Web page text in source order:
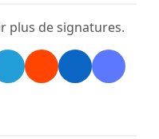
Éric Leroux et
ont été élus sans
par
plus de signatures.